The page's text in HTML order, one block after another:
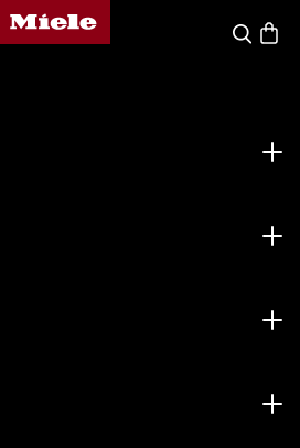
Miele početna stranica
Pretraga